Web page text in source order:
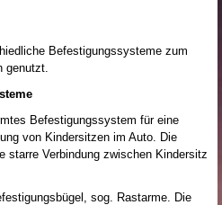
Befestigungssysteme zum
genutzt.
Befestigungssystem für eine
von Kindersitzen im Auto. Die
starre Verbindung zwischen Kindersitz
sog. Rastarme. Die